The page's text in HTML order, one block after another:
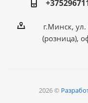
г.Минск,
(розница),
2026 ©